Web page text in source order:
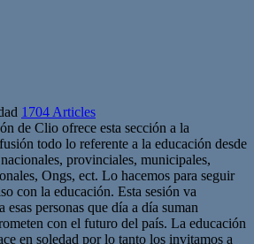
1704 Articles
de Clio ofrece esta sección a la
todo lo referente a la educación desde
provinciales, municipales,
Ongs, ect. Lo hacemos para seguir
con la educación. Esta sesión va
esas personas que día a día suman
con el futuro del país. La educación
en soledad por lo tanto los invitamos a